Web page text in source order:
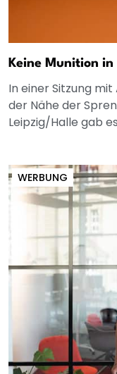
Keine Munition in
In einer Sitzung
der Nähe der
Leipzig/Halle gab
WERBUNG